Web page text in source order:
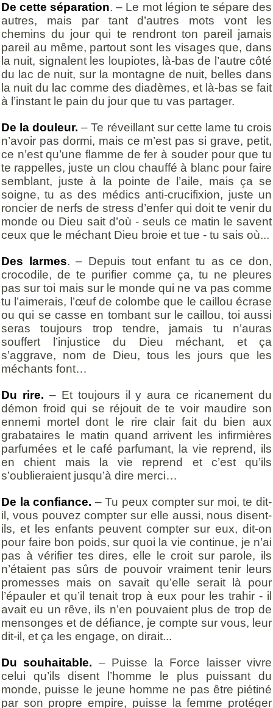
De cette séparation. – Le mot légion te sépare des
autres, mais par tant d’autres mots vont les
chemins du jour qui te rendront ton pareil jamais
pareil au même, partout sont les visages que, dans
la nuit, signalent les loupiotes, là-bas de l’autre côté
du lac de nuit, sur la montagne de nuit, belles dans
la nuit du lac comme des diadèmes, et là-bas se fait
à l’instant le pain du jour que tu vas partager.
De la douleur. – Te réveillant sur cette lame tu crois
n’avoir pas dormi, mais ce m’est pas si grave, petit,
ce n’est qu’une flamme de fer à souder pour que tu
te rappelles, juste un clou chauffé à blanc pour faire
semblant, juste à la pointe de l’aile, mais ça se
soigne, tu as des médics anti-crucifixion, juste un
roncier de nerfs de stress d’enfer qui doit te venir du
monde ou Dieu sait d’où - seuls ce matin le savent
ceux que le méchant Dieu broie et tue - tu sais où...
Des larmes. – Depuis tout enfant tu as ce don,
crocodile, de te purifier comme ça, tu ne pleures
pas sur toi mais sur le monde qui ne va pas comme
tu l’aimerais, l’œuf de colombe que le caillou écrase
ou qui se casse en tombant sur le caillou, toi aussi
seras toujours trop tendre, jamais tu n’auras
souffert l’injustice du Dieu méchant, et ça
s’aggrave, nom de Dieu, tous les jours que les
méchants font…
Du rire. – Et toujours il y aura ce ricanement du
démon froid qui se réjouit de te voir maudire son
ennemi mortel dont le rire clair fait du bien aux
grabataires le matin quand arrivent les infirmières
parfumées et le café parfumant, la vie reprend, ils
en chient mais la vie reprend et c’est qu’ils
s’oublieraient jusqu’à dire merci…
De la confiance. – Tu peux compter sur moi, te dit-
il, vous pouvez compter sur elle aussi, nous disent-
ils, et les enfants peuvent compter sur eux, dit-on
pour faire bon poids, sur quoi la vie continue, je n’ai
pas à vérifier tes dires, elle le croit sur parole, ils
n’étaient pas sûrs de pouvoir vraiment tenir leurs
promesses mais on savait qu’elle serait là pour
l’épauler et qu’il tenait trop à eux pour les trahir - il
avait eu un rêve, ils n’en pouvaient plus de trop de
mensonges et de défiance, je compte sur vous, leur
dit-il, et ça les engage, on dirait...
Du souhaitable. – Puisse la Force laisser vivre
celui qu’ils disent l’homme le plus puissant du
monde, puisse le jeune homme ne pas être piétiné
par son propre empire, puisse la femme protéger